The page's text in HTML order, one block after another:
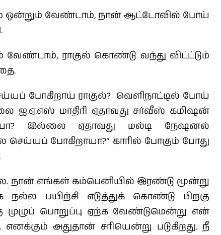
ஒன்றும் வேண்டாம், நான் ஆட்டோவில் போய்
ராகுல் கொண்டு வந்து விட்ட்டும்
போகிறாய் ராகுல்? வெளிநாட்டில் போய்
ஐ.ஏ.எஸ் மாதிரி ஏதாவது சர்வீஸ் கமிஷன்
இல்லை ஏதாவது மல்டி நேஷனல்
போகிறாயா?” காரில் போகும் போது
நான் எங்கள் கம்பெனியில் இரண்டு மூன்று
நல்ல பயிற்சி எடுத்துக் கொண்டு பிறகு
முழுப் பொறுப்பு ஏற்க வேண்டுமென்று என்
எனக்கும் அதுதான் சரியென்று படுகிறது. நீ